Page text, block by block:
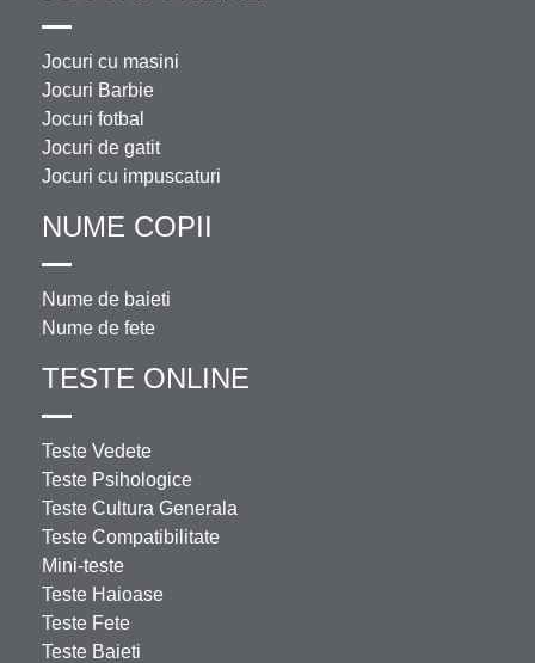
Jocuri cu masini
Jocuri Barbie
Jocuri fotbal
Jocuri de gatit
Jocuri cu impuscaturi
NUME COPII
Nume de baieti
Nume de fete
TESTE ONLINE
Teste Vedete
Teste Psihologice
Teste Cultura Generala
Teste Compatibilitate
Mini-teste
Teste Haioase
Teste Fete
Teste Baieti